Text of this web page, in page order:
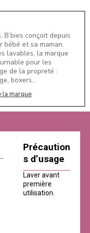
B’bies conçoit depuis
bébé et sa maman.
lavables, la marque
pour les
de la propreté :
boxers…
la marque
Précaution
s d’usage
Laver avant
première
utilisation.